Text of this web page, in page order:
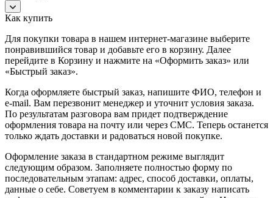
Как купить
Для покупки товара в нашем интернет-магазине выберите
понравившийся товар и добавьте его в корзину. Далее
перейдите в Корзину и нажмите на «Оформить заказ» или
«Быстрый заказ».
Когда оформляете быстрый заказ, напишите ФИО, телефон и
e-mail. Вам перезвонит менеджер и уточнит условия заказа.
По результатам разговора вам придет подтверждение
оформления товара на почту или через СМС. Теперь останется
только ждать доставки и радоваться новой покупке.
Оформление заказа в стандартном режиме выглядит
следующим образом. Заполняете полностью форму по
последовательным этапам: адрес, способ доставки, оплаты,
данные о себе. Советуем в комментарии к заказу написать